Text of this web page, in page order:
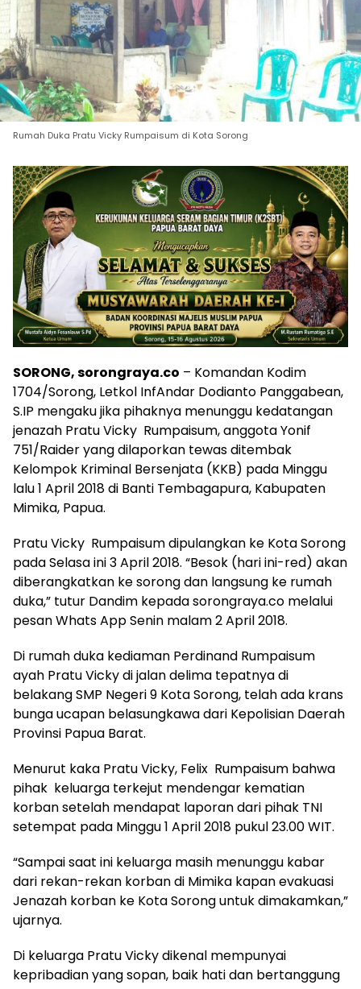
Rumah Duka Pratu Vicky Rumpaisum di Kota Sorong
SORONG, sorongraya.co – Komandan Kodim
1704/Sorong, Letkol InfAndar Dodianto Panggabean,
S.IP mengaku jika pihaknya menunggu kedatangan
jenazah Pratu Vicky Rumpaisum, anggota Yonif
751/Raider yang dilaporkan tewas ditembak
Kelompok Kriminal Bersenjata (KKB) pada Minggu
lalu 1 April 2018 di Banti Tembagapura, Kabupaten
Mimika, Papua.
Pratu Vicky Rumpaisum dipulangkan ke Kota Sorong
pada Selasa ini 3 April 2018. “Besok (hari ini-red) akan
diberangkatkan ke sorong dan langsung ke rumah
duka,” tutur Dandim kepada sorongraya.co melalui
pesan Whats App Senin malam 2 April 2018.
Di rumah duka kediaman Perdinand Rumpaisum
ayah Pratu Vicky di jalan delima tepatnya di
belakang SMP Negeri 9 Kota Sorong, telah ada krans
bunga ucapan belasungkawa dari Kepolisian Daerah
Provinsi Papua Barat.
Menurut kaka Pratu Vicky, Felix Rumpaisum bahwa
pihak keluarga terkejut mendengar kematian
korban setelah mendapat laporan dari pihak TNI
setempat pada Minggu 1 April 2018 pukul 23.00 WIT.
“Sampai saat ini keluarga masih menunggu kabar
dari rekan-rekan korban di Mimika kapan evakuasi
Jenazah korban ke Kota Sorong untuk dimakamkan,”
ujarnya.
Di keluarga Pratu Vicky dikenal mempunyai
kepribadian yang sopan, baik hati dan bertanggung